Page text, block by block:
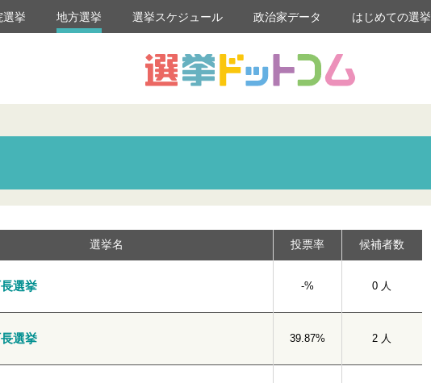
選挙 地方選挙 選挙スケジュール 政治家データ はじめての選挙
選挙名 投票率 候補者数
選挙 -% 0 人
選挙 39.87% 2 人